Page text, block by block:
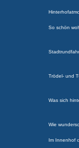
So schön
Trödel- und
Was sich
Wie
Im Innenhof